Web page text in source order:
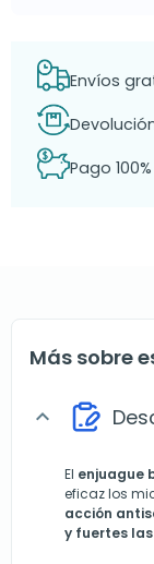
Envíos
Pago
Más sobre
expand_more
El enjuague
eficaz los
acción
y fuertes